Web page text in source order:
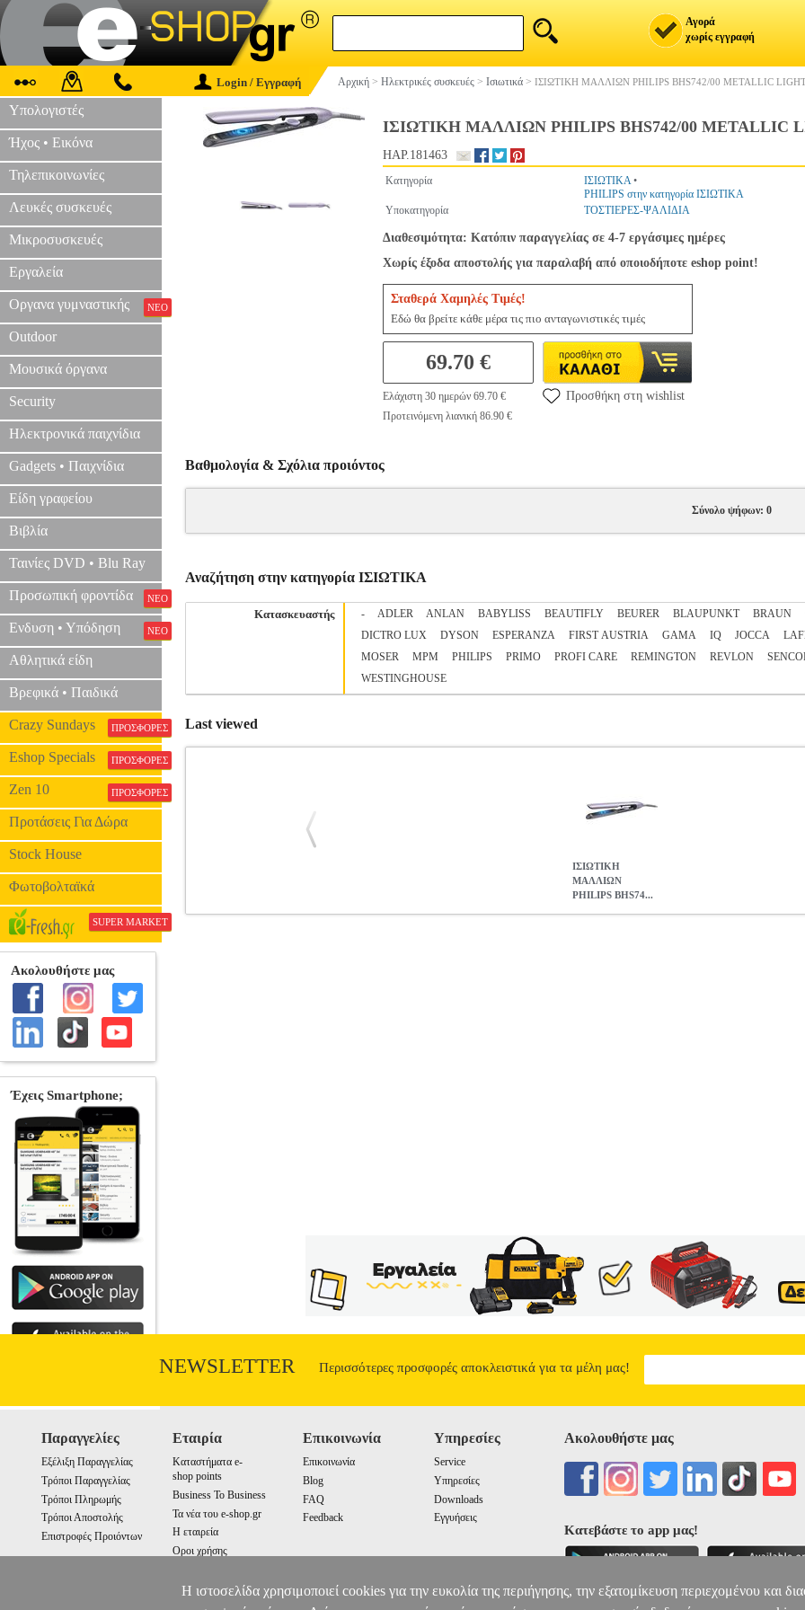
Αγορά
χωρίς εγγραφή
Login / Εγγραφή Αρχική > Ηλεκτρικές συσκευές > Ισιωτικά > ΙΣΙΩΤΙΚΗ ΜΑΛΛΙΩΝ PHILIPS BHS742/00 METALLIC LIGHT
Υπολογιστές
Ήχος • Εικόνα
Τηλεπικοινωνίες
Λευκές συσκευές
Μικροσυσκευές
Εργαλεία
Οργανα γυμναστικής ΝΕΟ
Outdoor
Μουσικά όργανα
Security
Ηλεκτρονικά παιχνίδια
Gadgets • Παιχνίδια
Είδη γραφείου
Βιβλία
Ταινίες DVD • Blu Ray
Προσωπική φροντίδα ΝΕΟ
Ενδυση • Υπόδηση ΝΕΟ
Αθλητικά είδη
Βρεφικά • Παιδικά
Crazy Sundays ΠΡΟΣΦΟΡΕΣ
Eshop Specials ΠΡΟΣΦΟΡΕΣ
Zen 10 ΠΡΟΣΦΟΡΕΣ
Προτάσεις Για Δώρα
Stock House
Φωτοβολταϊκά
SUPER MARKET
ΙΣΙΩΤΙΚΗ ΜΑΛΛΙΩΝ PHILIPS BHS742/00 METALLIC
HAP.181463
Κατηγορία ΙΣΙΩΤΙΚΑ•
PHILIPS στην κατηγορία ΙΣΙΩΤΙΚΑ
Υποκατηγορία
ΤΟΣΤΙΕΡΕΣ-ΨΑΛΙΔΙΑ
Διαθεσιμότητα: Κατόπιν παραγγελίας σε 4-7 εργάσιμες ημέρες
Χωρίς έξοδα αποστολής για παραλαβή από οποιοδήποτε eshop point!
Σταθερά Χαμηλές Τιμές!
Εδώ θα βρείτε κάθε μέρα τις πιο ανταγωνιστικές τιμές
69.70 €
Ελάχιστη 30 ημερών 69.70 €
Προτεινόμενη λιανική 86.90 €
Προσθήκη στη wishlist
Βαθμολογία & Σχόλια προιόντος
Σύνολο ψήφων: 0
Αναζήτηση στην κατηγορία ΙΣΙΩΤΙΚΑ
Κατασκευαστής - ADLER ANLAN BABYLISS BEAUTIFLY BEURER BLAUPUNKT BRAUN
DICTRO LUX
DYSON ESPERANZA FIRST AUSTRIA GAMA IQ JOCCA
MOSER
MPM PHILIPS PRIMO PROFI CARE REMINGTON REVLON
WESTINGHOUSE
Last viewed
ΙΣΙΩΤΙΚΗ
ΜΑΛΛΙΩΝ
PHILIPS BHS74...
NEWSLETTER Περισσότερες προσφορές αποκλειστικά για τα μέλη μας!
Παραγγελίες
Εξέλιξη Παραγγελίας
Τρόποι Παραγγελίας
Τρόποι Πληρωμής
Τρόποι Αποστολής
Επιστροφές Προιόντων
Εταιρία
Καταστήματα e-
shop points
Business To Business
Τα νέα του e-shop.gr
Η εταιρεία
Οροι χρήσης
Επικοινωνία
Επικοινωνία
Blog
FAQ
Feedback
Υπηρεσίες
Service
Υπηρεσίες
Downloads
Εγγυήσεις
Ακολουθήστε μας
Κατεβάστε το app μας!
Η ιστοσελίδα χρησιμοποιεί cookies για την ευκολία της περιήγησης, την εξατομίκευση περιεχομένου και